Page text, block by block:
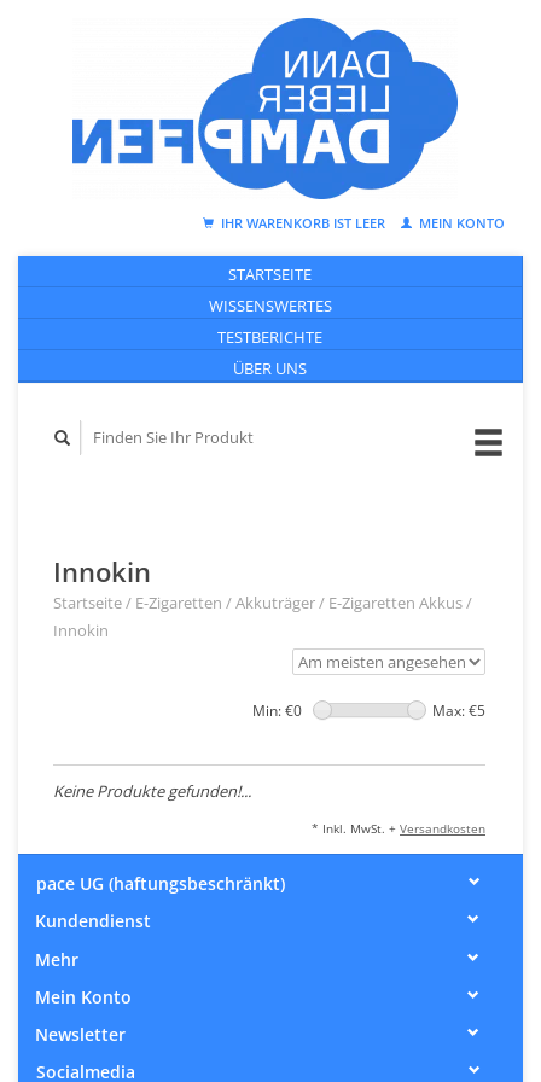
IHR WARENKORB IST LEER MEIN KONTO
STARTSEITE
WISSENSWERTES
TESTBERICHTE
ÜBER UNS
Innokin
Startseite/ E-Zigaretten /Akkuträger / E-Zigaretten Akkus/
Innokin
Min: €0 Max: €5
Keine Produkte gefunden!...
* Inkl. MwSt. + Versandkosten
pace UG (haftungsbeschränkt)
Kundendienst
Mehr
Mein Konto
Newsletter
Socialmedia